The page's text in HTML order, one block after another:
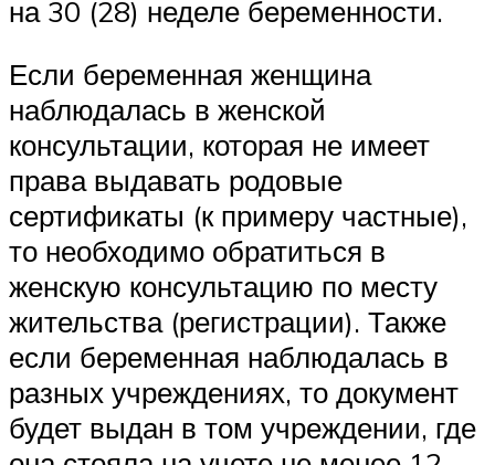
на 30 (28) неделе беременности.
Если беременная женщина
наблюдалась в женской
консультации, которая не имеет
права выдавать родовые
сертификаты (к примеру частные),
то необходимо обратиться в
женскую консультацию по месту
жительства (регистрации). Также
если беременная наблюдалась в
разных учреждениях, то документ
будет выдан в том учреждении, где